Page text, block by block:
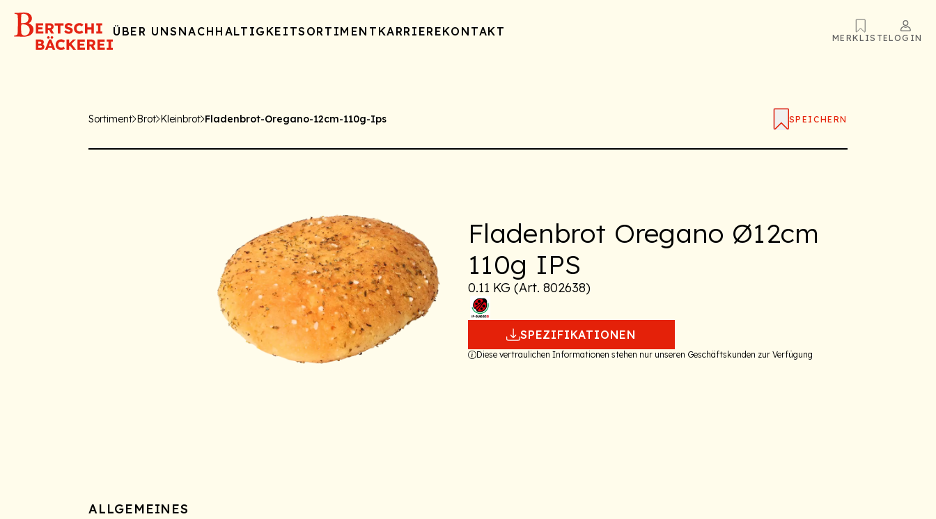
ÜBER UNS NACHHALTIGKEITSORTIMENT KARRIEREKONTAKT MERKLISTELOGIN
Sortiment Brot Kleinbrot Fladenbrot-Oregano-12cm-110g-Ips SPEICHERN
Fladenbrot Oregano Ø12cm
110g IPS
0.11 KG (Art. 802638)
SPEZIFIKATIONEN
Diese vertraulichen Informationen stehen nur unseren Geschäftskunden zur Verfügung
ALLGEMEINES